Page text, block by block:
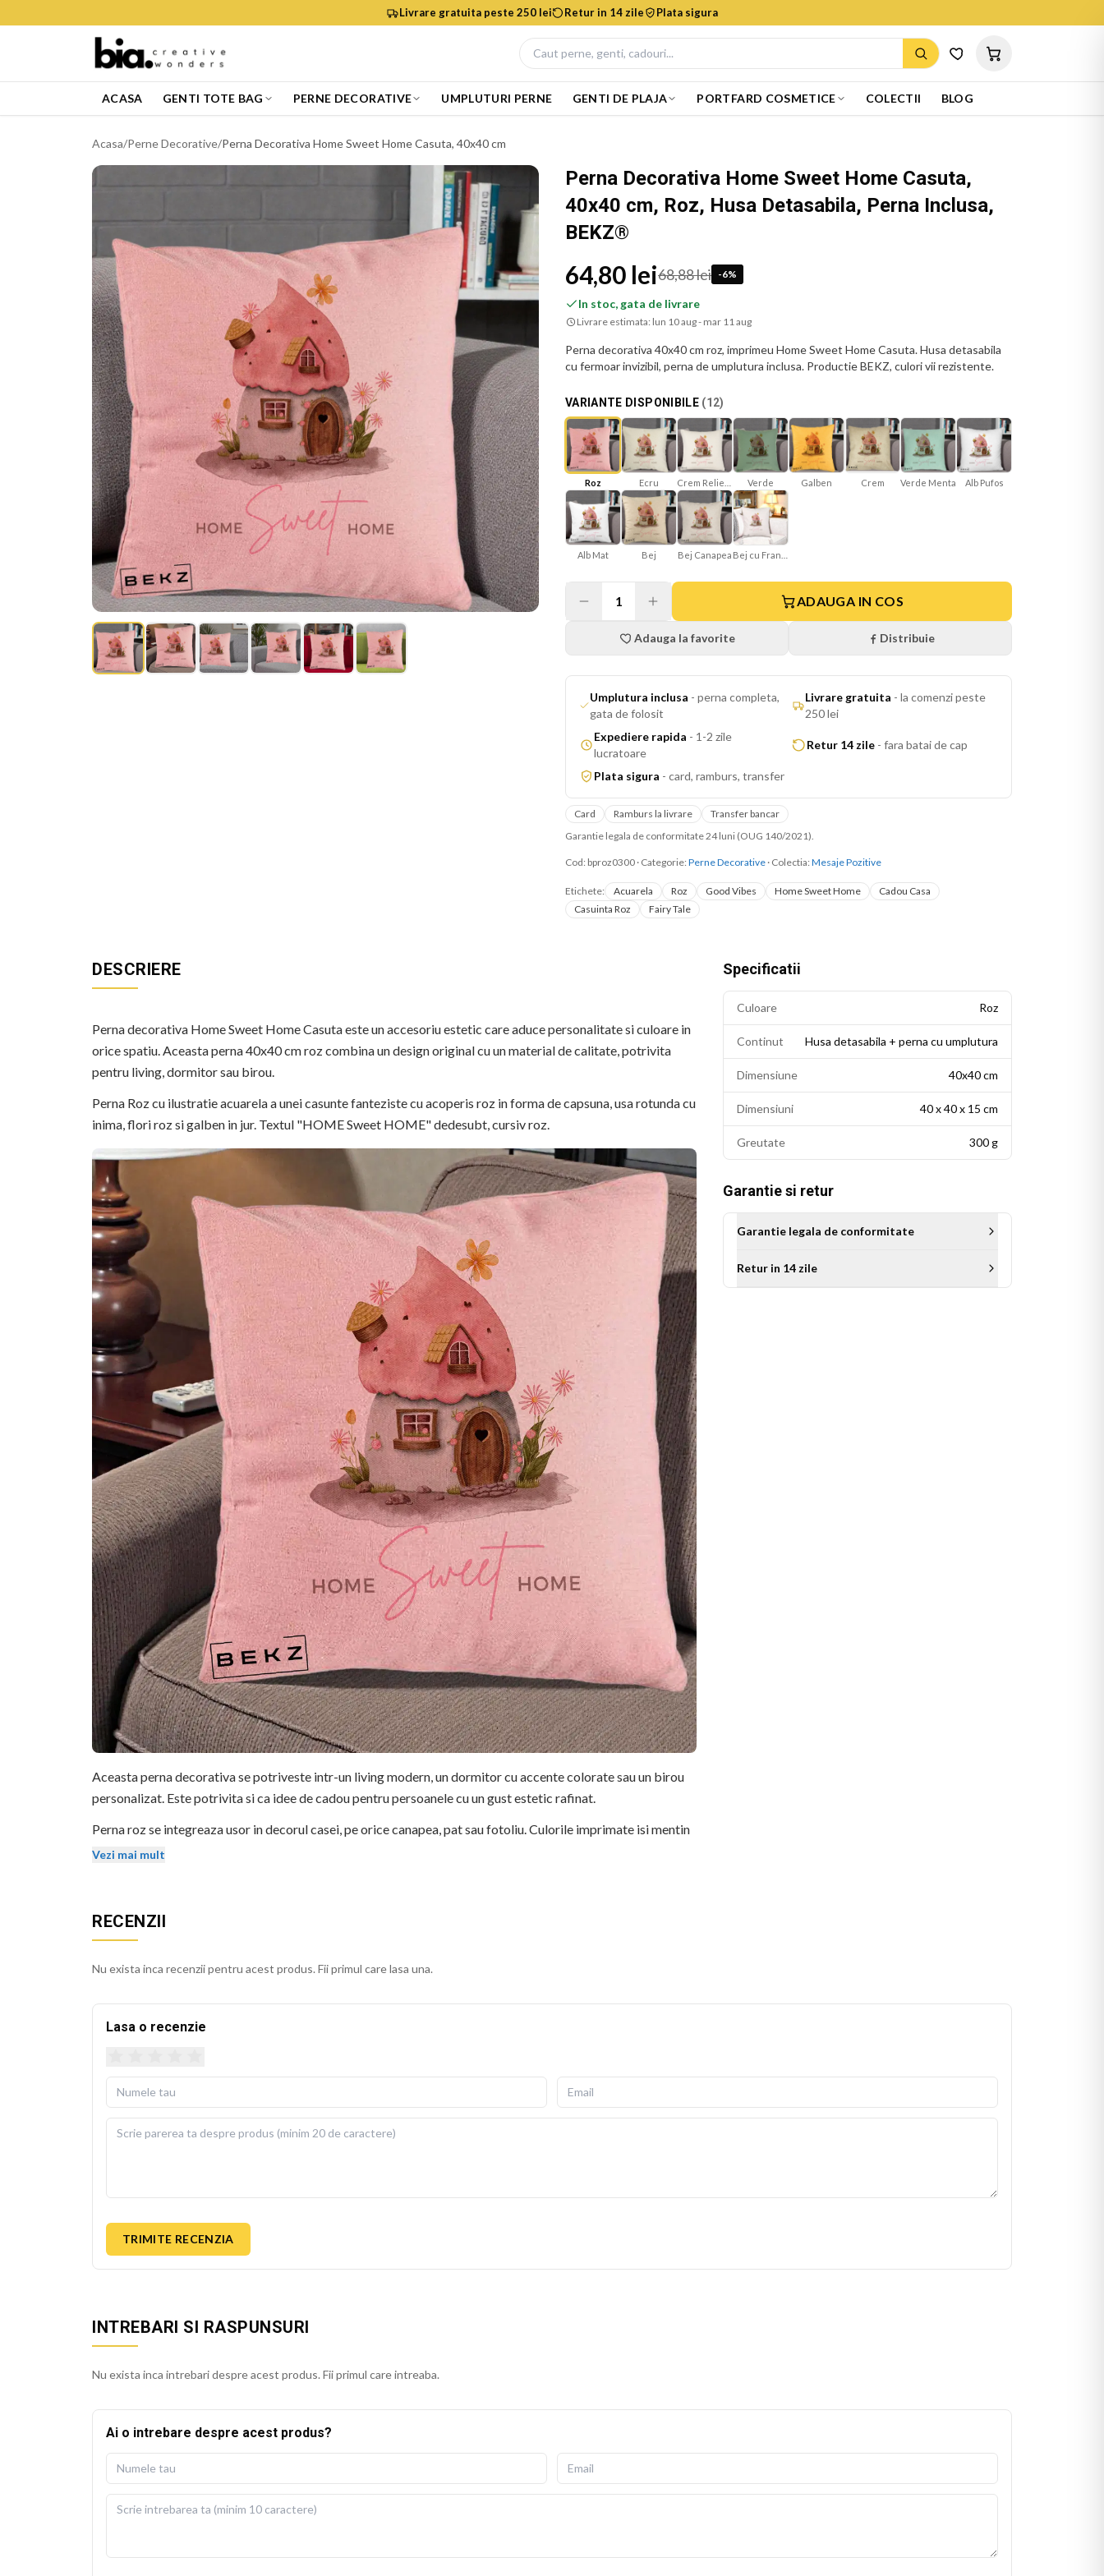
Livrare gratuita peste 250 lei Retur in 14 zile Plata sigura
ACASA GENTI TOTE BAG PERNE DECORATIVE UMPLUTURI PERNE GENTI DE PLAJA PORTFARD COSMETICE COLECTII BLOG
Acasa/Perne Decorative/Perna Decorativa Home Sweet Home Casuta, 40x40 cm
Perna Decorativa Home Sweet Home Casuta,
40x40 cm, Roz, Husa Detasabila, Perna Inclusa,
BEKZ®
64,80 lei68,88 lei -6%
In stoc, gata de livrare
Livrare estimata: lun 10 aug - mar 11 aug
Perna decorativa 40x40 cm roz, imprimeu Home Sweet Home Casuta. Husa detasabila
cu fermoar invizibil, perna de umplutura inclusa. Productie BEKZ, culori vii rezistente.
VARIANTE DISPONIBILE (12)
Roz Ecru Verde Galben Crem Verde Menta Alb Pufos
Alb Mat Bej Bej Canapea
1 ADAUGA IN COS
Adauga la favorite Distribuie
Umplutura inclusa -perna completa,
gata de folosit
Livrare gratuita -la comenzi peste
250 lei
Expediere rapida - 1-2 zile
lucratoare
Retur 14 zile - fara batai de cap
Plata sigura - card, ramburs, transfer
Card Ramburs la livrare
Transfer bancar
Garantie legala de conformitate 24 luni (OUG 140/2021).
Cod: bproz0300 · Categorie: Perne Decorative · Colectia: Mesaje Pozitive
Etichete: Acuarela Roz Good Vibes Home Sweet Home
Cadou Casa
Casuinta Roz
Fairy Tale
DESCRIERE
Perna decorativa Home Sweet Home Casuta este un accesoriu estetic care aduce personalitate si culoare in
orice spatiu. Aceasta perna 40x40 cm roz combina un design original cu un material de calitate, potrivita
pentru living, dormitor sau birou.
Perna Roz cu ilustratie acuarela a unei casunte fanteziste cu acoperis roz in forma de capsuna, usa rotunda cu
inima, flori roz si galben in jur. Textul "HOME Sweet HOME" dedesubt, cursiv roz.
Aceasta perna decorativa se potriveste intr-un living modern, un dormitor cu accente colorate sau un birou
personalizat. Este potrivita si ca idee de cadou pentru persoanele cu un gust estetic rafinat.
Perna roz se integreaza usor in decorul casei, pe orice canapea, pat sau fotoliu. Culorile imprimate isi mentin
stralucirea si dupa spalari repetate.
cm.
Vezi mai mult
Specificatii
Culoare Roz
Continut Husa detasabila + perna cu umplutura
Dimensiune 40x40 cm
Dimensiuni 40 x 40 x 15 cm
Greutate 300 g
Garantie si retur
Garantie legala de conformitate
Retur in 14 zile
RECENZII
Nu exista inca recenzii pentru acest produs. Fii primul care lasa una.
Lasa o recenzie
TRIMITE RECENZIA
INTREBARI SI RASPUNSURI
Nu exista inca intrebari despre acest produs. Fii primul care intreaba.
Ai o intrebare despre acest produs?